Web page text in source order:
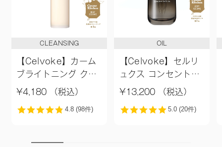
CLEANSING
【Celvoke】カーム
ブライトニング クレ
ンジングオイル
¥4,180 （税込）
OIL
【Celvoke】セルリ
ュクス コンセントレ
ートオイル
¥13,200 （税込）